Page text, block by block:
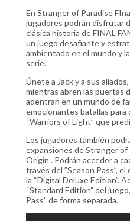
En Stranger of Paradise
jugadores podrán disfrutar
clásica historia de FINAL
un juego desafiante y
ambientado en el mundo y
serie.
Únete a Jack y a sus
mientras abren las puertas
adentran en un mundo de
emocionantes batallas
“Warriors of Light” que
Los jugadores también
expansiones de Stranger of
Origin . Podrán acceder a
través del ”Season Pass”,
la “Digital Deluxe Edition”.
“Standard Edition” del
Pass” de forma separada.